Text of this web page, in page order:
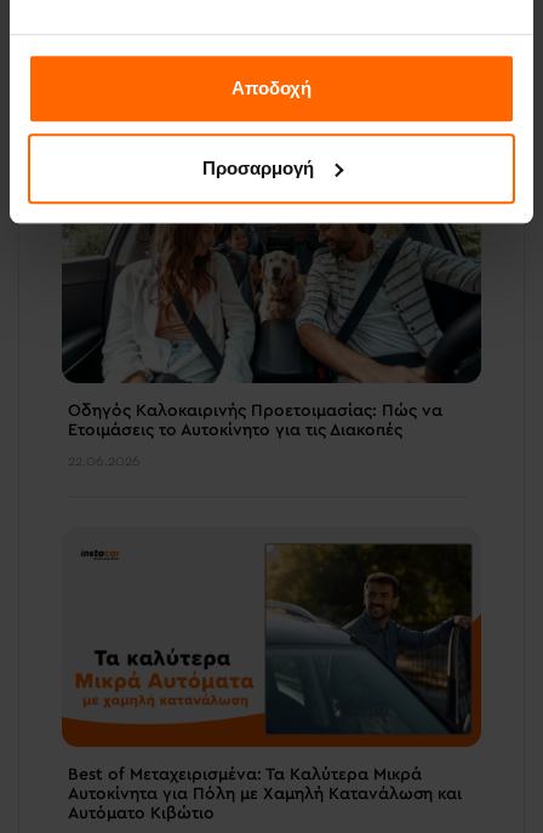
Αποδοχή
Προσαρμογή
Οδηγός Καλοκαιρινής Προετοιμασίας: Πώς να
Ετοιμάσεις το Αυτοκίνητο για τις Διακοπές
22.06.2026
Best of Μεταχειρισμένα: Τα Καλύτερα Μικρά
Αυτοκίνητα για Πόλη με Χαμηλή Κατανάλωση και
Αυτόματο Κιβώτιο